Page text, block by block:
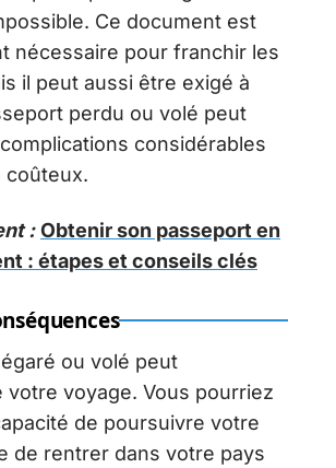
Ce document est
nécessaire pour franchir les
il peut aussi être exigé à
perdu ou volé peut
considérables
coûteux.
: Obtenir son passeport en
: étapes et conseils clés
ou volé peut
votre voyage. Vous pourriez
de poursuivre votre
de rentrer dans votre pays